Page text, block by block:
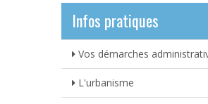
Infos pratiques
Vos démarches
L'urbanisme